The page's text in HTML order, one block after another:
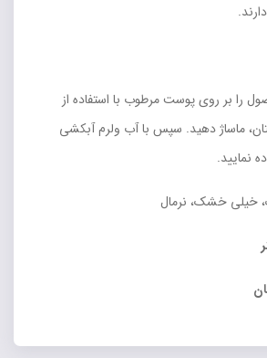
را بر روی پوست مرطوب با استفاده از
ماساژ دهید. سپس با آب ولرم آبکشی
نمایید.
خشک، نرمال